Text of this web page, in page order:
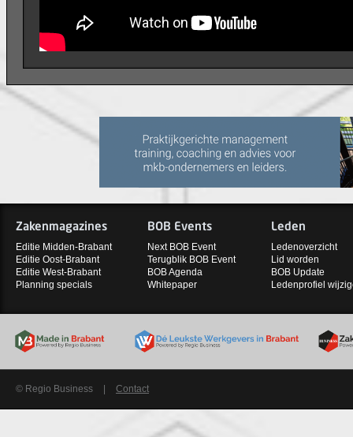
Zakenmagazines
Editie Midden-Brabant
Editie Oost-Brabant
Editie West-Brabant
Planning specials
BOB Events
Next BOB Event
Terugblik BOB Event
BOB Agenda
Whitepaper
Leden
Ledenoverzicht
Lid worden
BOB Update
Ledenprofiel
© Regio Business Contact